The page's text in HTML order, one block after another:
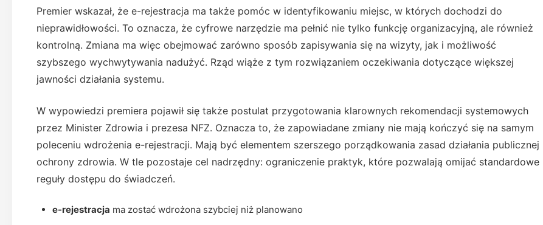
Premier wskazał, że e-rejestracja ma także pomóc w identyfikowaniu miejsc, w których dochodzi do
nieprawidłowości. To oznacza, że cyfrowe narzędzie ma pełnić nie tylko funkcję organizacyjną, ale również
kontrolną. Zmiana ma więc obejmować zarówno sposób zapisywania się na wizyty, jak i możliwość
szybszego wychwytywania nadużyć. Rząd wiąże z tym rozwiązaniem oczekiwania dotyczące większej
jawności działania systemu.
W wypowiedzi premiera pojawił się także postulat przygotowania klarownych rekomendacji systemowych
przez Minister Zdrowia i prezesa NFZ. Oznacza to, że zapowiadane zmiany nie mają kończyć się na samym
poleceniu wdrożenia e-rejestracji. Mają być elementem szerszego porządkowania zasad działania publicznej
ochrony zdrowia. W tle pozostaje cel nadrzędny: ograniczenie praktyk, które pozwalają omijać standardowe
reguły dostępu do świadczeń.
e-rejestracja ma zostać wdrożona szybciej niż planowano